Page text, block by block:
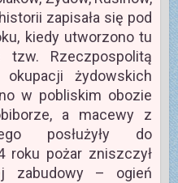
zapisała się pod
kiedy utworzono tu
Rzeczpospolitą
okupacji żydowskich
w pobliskim obozie
a macewy z
posłużyły do
roku pożar zniszczył
zabudowy – ogień